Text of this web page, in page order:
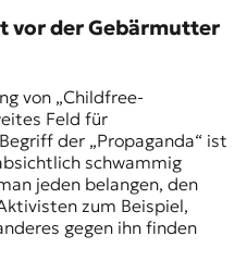
vor der Gebärmutter
von „Childfree-
Feld für
der „Propaganda“ ist
schwammig
jeden belangen, den
zum Beispiel,
gegen ihn finden